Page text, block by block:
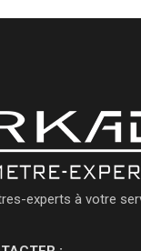
experts à votre